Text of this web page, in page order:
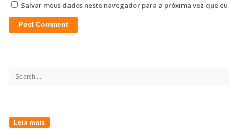
Salvar meus dados neste navegador para a próxima vez que
Search
Leia mais